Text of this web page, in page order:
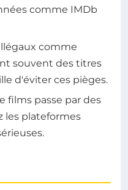
comme IMDb
comme
souvent des titres
d'éviter ces pièges.
films passe par des
les plateformes